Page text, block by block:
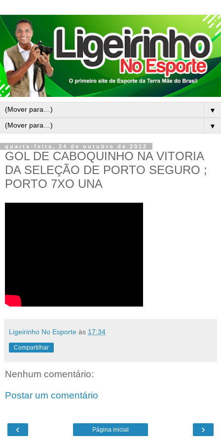
▼
▼
quarta-feira, 24 de outubro de 2012
GOL DE CABOQUINHO NA VITORIA
DA SELEÇÃO DE PORTO SEGURO ;
PORTO 7XO UNA
Ligeirinho No Esporte às 17:34
Compartilhar
Nenhum comentário:
Postar um comentário
‹ ›
Página inicial